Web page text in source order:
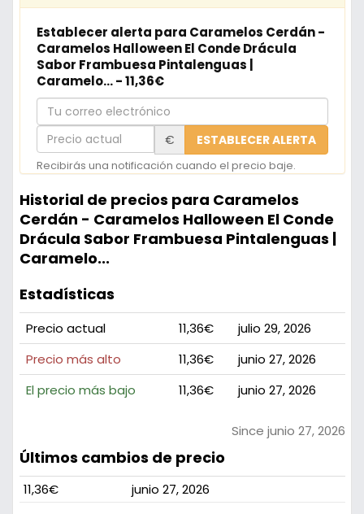
Establecer alerta para Caramelos Cerdán -
Caramelos Halloween El Conde Drácula
Sabor Frambuesa Pintalenguas |
Caramelo... - 11,36€
Tu
correo
electrónico
Precio
actual
€ ESTABLECER ALERTA
Recibirás una notificación cuando el precio baje.
Historial de precios para Caramelos
Cerdán - Caramelos Halloween El Conde
Drácula Sabor Frambuesa Pintalenguas |
Caramelo...
Estadísticas
Precio actual 11,36€
julio 29, 2026
Precio más alto
11,36€
junio 27, 2026
El precio más bajo
11,36€ junio 27, 2026
Since junio 27, 2026
Últimos cambios de precio
11,36€ junio 27, 2026